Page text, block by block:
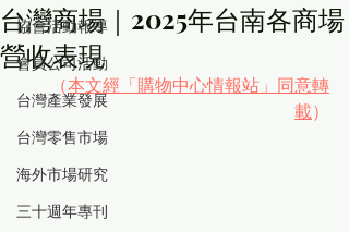
協會活動報導
會員公司活動
台灣產業發展
台灣零售市場
海外市場研究
三十週年專刊
台灣商場｜2025年台南各商場
營收表現
（本文經「購物中心情報站」同意轉
載）